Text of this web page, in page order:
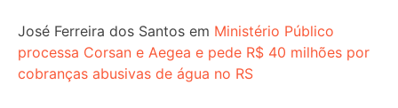
José Ferreira dos Santos em Ministério Público
processa Corsan e Aegea e pede R$ 40 milhões por
cobranças abusivas de água no RS